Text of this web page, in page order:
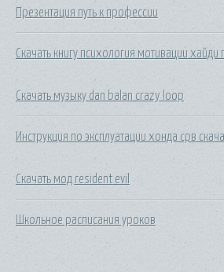
Презентация путь к профессии
Скачать книгу психология мотивации хайди
Скачать музыку dan balan crazy loop
Инструкция по эксплуатации хонда срв
Скачать мод resident evil
Школьное расписания уроков